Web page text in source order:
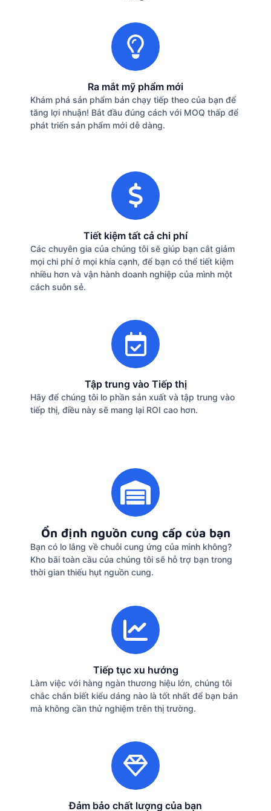
Ra mắt mỹ phẩm mới
Khám phá sản phẩm bán chạy tiếp theo của bạn để
tăng lợi nhuận! Bắt đầu đúng cách với MOQ thấp để
phát triển sản phẩm mới dễ dàng.
Tiết kiệm tất cả chi phí
Các chuyên gia của chúng tôi sẽ giúp bạn cắt giảm
mọi chi phí ở mọi khía cạnh, để bạn có thể tiết kiệm
nhiều hơn và vận hành doanh nghiệp của mình một
cách suôn sẻ.
Tập trung vào Tiếp thị
Hãy để chúng tôi lo phần sản xuất và tập trung vào
tiếp thị, điều này sẽ mang lại ROI cao hơn.
Ổn định nguồn cung cấp của bạn
Bạn có lo lắng về chuỗi cung ứng của mình không?
Kho bãi toàn cầu của chúng tôi sẽ hỗ trợ bạn trong
thời gian thiếu hụt nguồn cung.
Tiếp tục xu hướng
Làm việc với hàng ngàn thương hiệu lớn, chúng tôi
chắc chắn biết kiểu dáng nào là tốt nhất để bạn bán
mà không cần thử nghiệm trên thị trường.
Đảm bảo chất lượng của bạn